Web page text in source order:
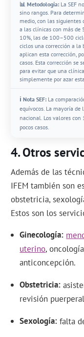
📊 Metodología: La SEF
sino rangos. Para
medio, con las siguientes
a las clínicas con más de
10%, las de 100–500
ciclos una corrección a
aplican esta corrección,
casos. Esta corrección se
para evitar que una
simplemente por azar
ℹ️ Nota SEF: La
equívocos. La mayoría
nacional. Los valores
pocos casos.
Otros
Además de las
IFEM también son
obstetricia,
Estos son los
Ginecología
uterino,
anticoncepción.
Obstetricia
revisión
Sexología falta